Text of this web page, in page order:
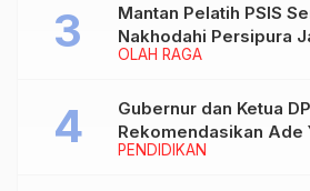
OLAH RAGA
Mantan Pelatih PSIS
Nakhodahi Persipura
PENDIDIKAN
Gubernur dan Ketua
Rekomendasikan Ade
Rektor IAIN Fattahul